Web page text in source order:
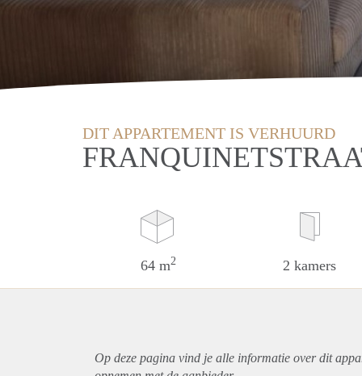
DIT APPARTEMENT IS VERHUURD
64 m2 2 kamers
Op deze pagina vind je alle informatie over dit